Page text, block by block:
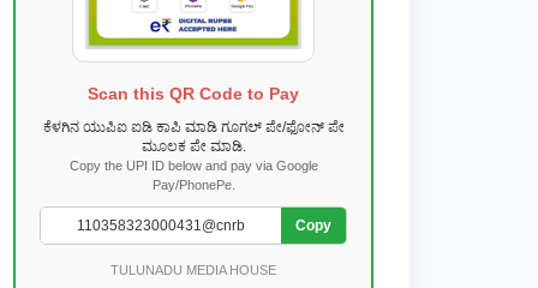
Scan this QR Code to Pay
ಕೆಳಗಿನ ಯುಪಿಐ ಐಡಿ ಕಾಪಿ ಮಾಡಿ ಗೂಗಲ್ ಪೇ/ಫೋನ್ ಪೇ
ಮೂಲಕ ಪೇ ಮಾಡಿ.
Copy the UPI ID below and pay via Google
Pay/PhonePe.
Copy
TULUNADU MEDIA HOUSE